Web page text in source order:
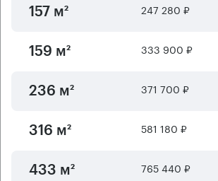
157 м² 247 280 ₽
159 м² 333 900 ₽
236 м² 371 700 ₽
316 м² 581 180 ₽
433 м² 765 440 ₽